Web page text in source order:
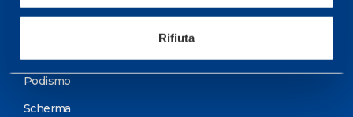
Rifiuta
Podismo
Scherma